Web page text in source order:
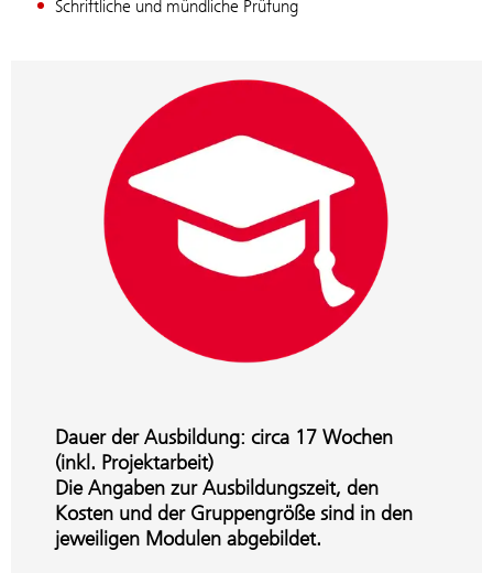
Schriftliche und mündliche Prüfung
Dauer der Ausbildung: circa 17 Wochen
(inkl. Projektarbeit)
Die Angaben zur Ausbildungszeit, den
Kosten und der Gruppengröße sind in den
jeweiligen Modulen abgebildet.